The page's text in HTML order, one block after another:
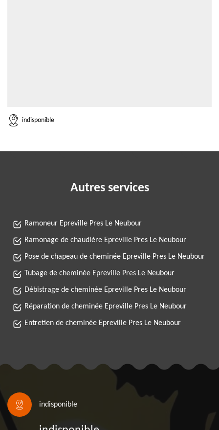
indisponible
Autres services
Ramoneur Epreville Pres Le Neubour
Ramonage de chaudière Epreville Pres Le Neubour
Pose de chapeau de cheminée Epreville Pres Le Neubour
Tubage de cheminée Epreville Pres Le Neubour
Débistrage de cheminée Epreville Pres Le Neubour
Réparation de cheminée Epreville Pres Le Neubour
Entretien de cheminée Epreville Pres Le Neubour
indisponible